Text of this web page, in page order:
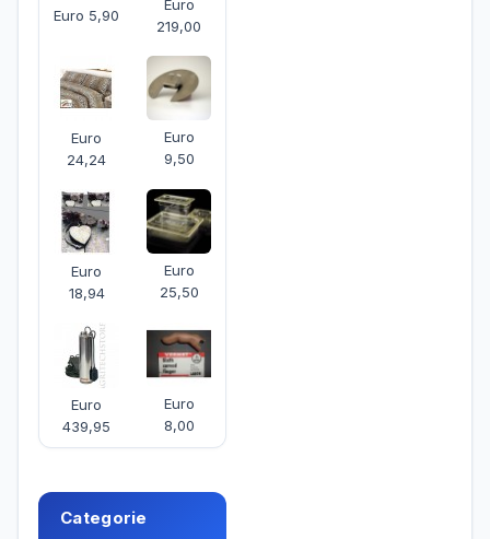
Euro 5,90
Euro
219,00
Euro
24,24
Euro
9,50
Euro
18,94
Euro
25,50
Euro
439,95
Euro
8,00
Categorie